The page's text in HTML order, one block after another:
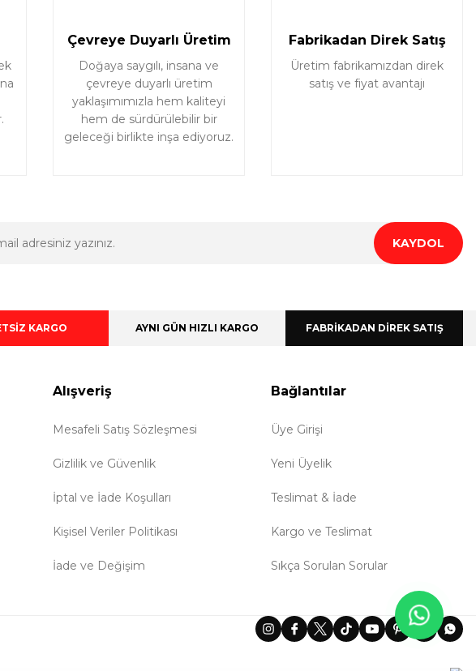
Çevreye Duyarlı Üretim
Doğaya saygılı, insana ve
çevreye duyarlı üretim
yaklaşımımızla hem kaliteyi
hem de sürdürülebilir bir
geleceği birlikte inşa ediyoruz.
Fabrikadan Direk Satış
Üretim fabrikamızdan direk
satış ve fiyat avantajı
KAYDOL
KARGO AYNI GÜN HIZLI KARGO FABRİKADAN DİREK SATIŞ
Alışveriş
Mesafeli Satış Sözleşmesi
Gizlilik ve Güvenlik
İptal ve İade Koşulları
Kişisel Veriler Politikası
İade ve Değişim
Bağlantılar
Üye Girişi
Yeni Üyelik
Teslimat & İade
Kargo ve Teslimat
Sıkça Sorulan Sorular